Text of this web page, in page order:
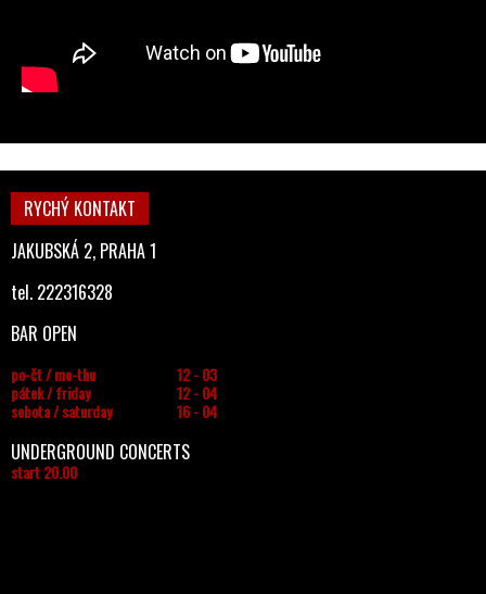
RYCHÝ KONTAKT
JAKUBSKÁ 2, PRAHA 1
tel. 222316328
BAR OPEN
po-čt / mo-thu
12 - 03
pátek / friday
12 - 04
sobota / saturday
16 - 04
UNDERGROUND CONCERTS
start 20.00